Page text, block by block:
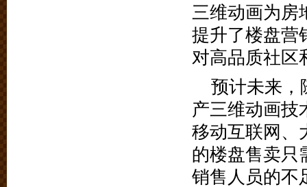
三维动画为房
提升了楼盘营
对高品质社区
预计未来，
产三维动画技
移动互联网、
的楼盘售卖只
销售人员的不